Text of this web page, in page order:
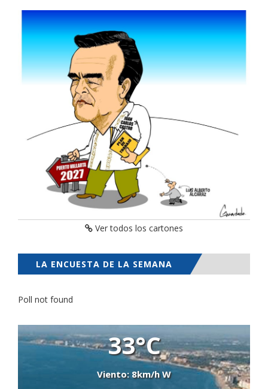
Ver todos los cartones
LA ENCUESTA DE LA SEMANA
Poll not found
33°C
Viento: 8km/h W